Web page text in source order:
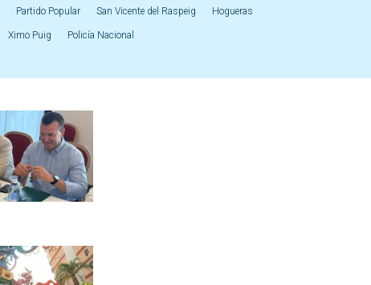
Partido Popular San Vicente del Raspeig Hogueras
Ximo Puig Policía Nacional